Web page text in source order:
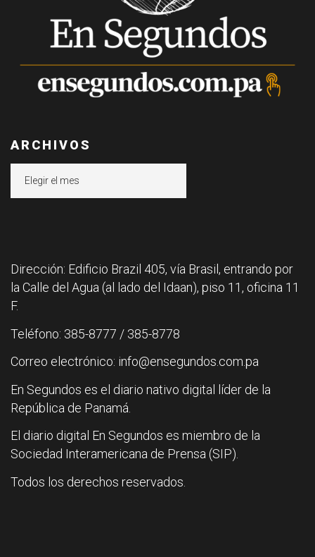
ARCHIVOS
Dirección: Edificio Brazil 405, vía Brasil, entrando por
la Calle del Agua (al lado del Idaan), piso 11, oficina 11
F.
Teléfono: 385-8777 / 385-8778
Correo electrónico: info@ensegundos.com.pa
En Segundos es el diario nativo digital líder de la
República de Panamá.
El diario digital En Segundos es miembro de la
Sociedad Interamericana de Prensa (SIP).
Todos los derechos reservados.